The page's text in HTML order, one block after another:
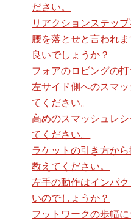
ださい。
リアクションステッ
腰を落とせと言われ
良いでしょうか？
フォアのロビングの打
左サイド側へのスマ
てください。
高めのスマッシュレ
てください。
ラケットの引き方か
教えてください。
左手の動作はインパ
いのでしょうか？
フットワークの歩幅